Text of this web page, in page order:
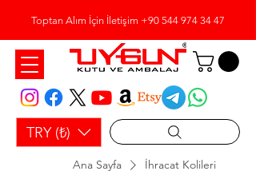
Toptan Alım İçin İletişim +90 544 974 34 47
TRY (₺)
Ana Sayfa İhracat Kolileri